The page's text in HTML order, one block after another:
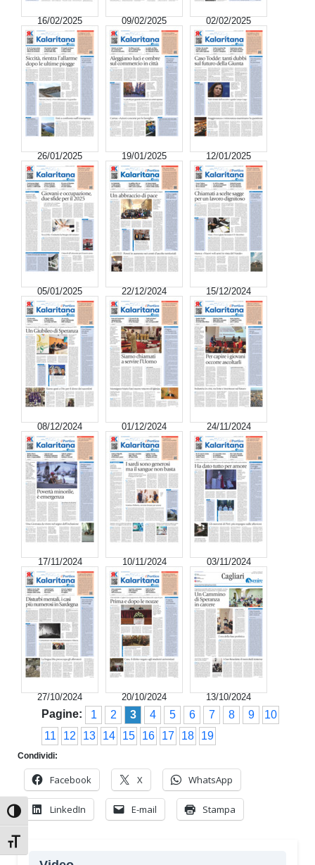
Attiva/disattiva alto contrasto
Attiva/disattiva dimensione testo
16/02/2025 09/02/2025 02/02/2025
26/01/2025 19/01/2025 12/01/2025
05/01/2025 22/12/2024 15/12/2024
08/12/2024 01/12/2024 24/11/2024
17/11/2024 10/11/2024 03/11/2024
27/10/2024 20/10/2024 13/10/2024
Pagine: 1 2 3 4 5 6 7 8 9
10
11
12 13 14 15 16 17 18 19
Condividi:
Facebook X WhatsApp
LinkedIn E-mail Stampa